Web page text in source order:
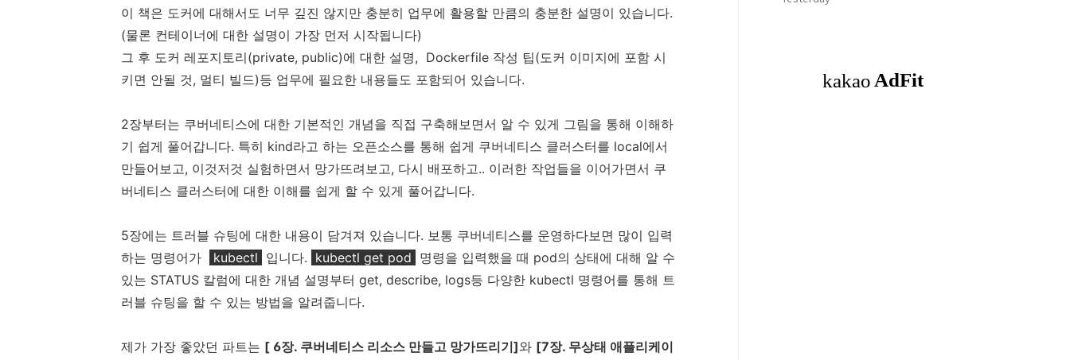
이 책은 도커에 대해서도 너무 깊진 않지만 충분히 업무에 활용할 만큼의 충분한 설명이 있습니다.
(물론 컨테이너에 대한 설명이 가장 먼저 시작됩니다)
그 후 도커 레포지토리(private, public)에 대한 설명, Dockerfile 작성 팁(도커 이미지에 포함 시
키면 안될 것, 멀티 빌드)등 업무에 필요한 내용들도 포함되어 있습니다.
2장부터는 쿠버네티스에 대한 기본적인 개념을 직접 구축해보면서 알 수 있게 그림을 통해 이해하
기 쉽게 풀어갑니다. 특히 kind라고 하는 오픈소스를 통해 쉽게 쿠버네티스 클러스터를 local에서
만들어보고, 이것저것 실험하면서 망가뜨려보고, 다시 배포하고.. 이러한 작업들을 이어가면서 쿠
버네티스 클러스터에 대한 이해를 쉽게 할 수 있게 풀어갑니다.
5장에는 트러블 슈팅에 대한 내용이 담겨져 있습니다. 보통 쿠버네티스를 운영하다보면 많이 입력
하는 명령어가
kubectl 입니다. kubectl get pod 명령을 입력했을 때 pod의 상태에 대해 알 수
있는 STATUS 칼럼에 대한 개념 설명부터 get, describe, logs등 다양한 kubectl 명령어를 통해 트
러블 슈팅을 할 수 있는 방법을 알려줍니다.
제가 가장 좋았던 파트는 [ 6장. 쿠버네티스 리소스 만들고 망가뜨리기]와 [7장. 무상태 애플리케이